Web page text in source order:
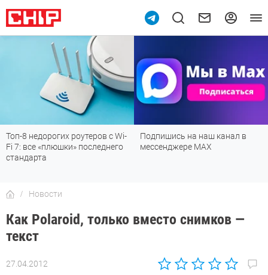
Топ-8 недорогих роутеров с Wi-
Fi 7: все «плюшки» последнего
стандарта
Подпишись на наш канал в
мессенджере МАХ
Новости
Как Polaroid, только вместо снимков —
текст
27.04.2012
Автор: